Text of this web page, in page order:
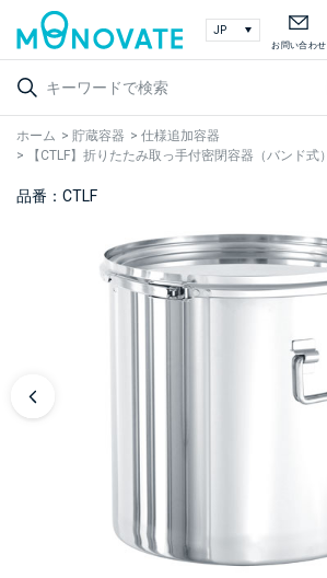
お問い合わせ
ホーム > 貯蔵容器 > 仕様追加容器
>
【CTLF】折りたたみ取っ手付密閉容器（バンド式）
品番：CTLF